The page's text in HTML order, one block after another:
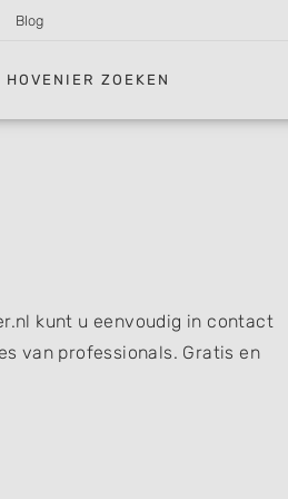
Blog
HOVENIER ZOEKEN
kunt u eenvoudig in contact
van professionals. Gratis en